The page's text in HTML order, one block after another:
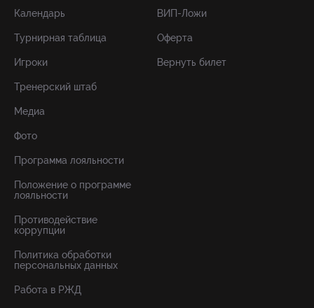
Календарь
Турнирная таблица
Игроки
Тренерский штаб
Медиа
Фото
Программа лояльности
Положение о программе
лояльности
Противодействие
коррупции
Политика обработки
персональных данных
Работа в РЖД
ВИП-Ложи
Оферта
Вернуть билет